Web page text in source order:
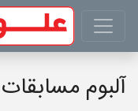
آلبوم